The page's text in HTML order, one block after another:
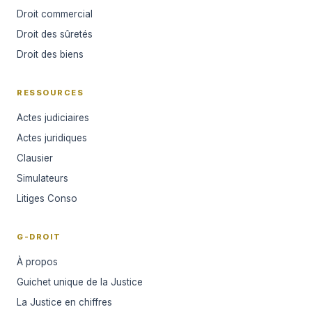
Droit commercial
Droit des sûretés
Droit des biens
RESSOURCES
Actes judiciaires
Actes juridiques
Clausier
Simulateurs
Litiges Conso
G-DROIT
À propos
Guichet unique de la Justice
La Justice en chiffres